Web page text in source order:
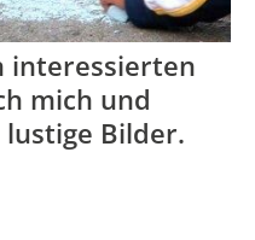
interessierten
mich und
Bilder.